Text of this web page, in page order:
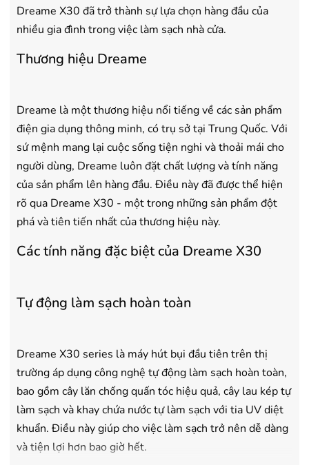
- Bảo hành 24 tháng chính hãng
- Bảo hành 36 tháng
Dreame X30 đã trở thành sự lựa chọn hàng đầu của
nhiều gia đình trong việc làm sạch nhà cửa.
Thương hiệu Dreame
Dreame là một thương hiệu nổi tiếng về các sản phẩm
điện gia dụng thông minh, có trụ sở tại Trung Quốc. Với
sứ mệnh mang lại cuộc sống tiện nghi và thoải mái cho
người dùng, Dreame luôn đặt chất lượng và tính năng
của sản phẩm lên hàng đầu. Điều này đã được thể hiện
rõ qua Dreame X30 - một trong những sản phẩm đột
phá và tiên tiến nhất của thương hiệu này.
Các tính năng đặc biệt của Dreame X30
Tự động làm sạch hoàn toàn
Dreame X30 series là máy hút bụi đầu tiên trên thị
trường áp dụng công nghệ tự động làm sạch hoàn toàn,
bao gồm cây lăn chống quấn tóc hiệu quả, cây lau kép tự
làm sạch và khay chứa nước tự làm sạch với tia UV diệt
khuẩn. Điều này giúp cho việc làm sạch trở nên dễ dàng
và tiện lợi hơn bao giờ hết.